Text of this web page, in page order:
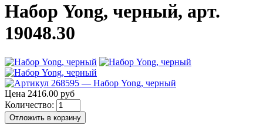
Набор Yong, черный, арт.
19048.30
Цена 2416.00 руб
Количество:
Отложить в корзину